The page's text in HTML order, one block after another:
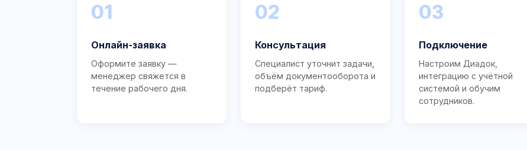
01
Онлайн-заявка
Оформите заявку —
менеджер свяжется в
течение рабочего дня.
02
Консультация
Специалист уточнит задачи,
объём документооборота и
подберёт тариф.
03
Подключение
Настроим Диадок,
интеграцию с учётной
системой и обучим
сотрудников.